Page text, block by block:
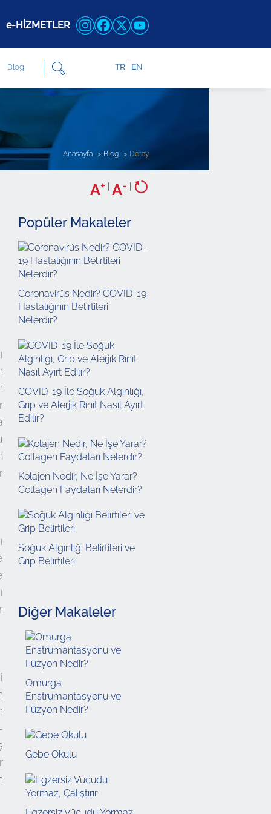
e-HİZMETLER
Blog TR EN
Anasayfa Blog Detay
A+ | A- |
Popüler Makaleler
Coronavirüs Nedir? COVID-19
Hastalığının Belirtileri
Nelerdir?
COVID-19 İle Soğuk Algınlığı,
Grip ve Alerjik Rinit Nasıl Ayırt
Edilir?
Kolajen Nedir, Ne İşe Yarar?
Collagen Faydaları Nelerdir?
Soğuk Algınlığı Belirtileri ve
Grip Belirtileri
Diğer Makaleler
Omurga
Enstrumantasyonu ve
Füzyon Nedir?
Gebe Okulu